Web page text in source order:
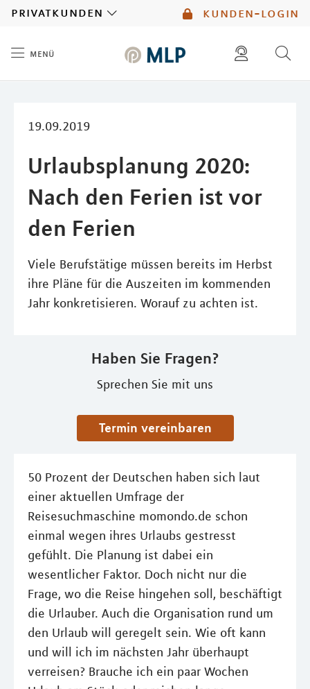
kunden-login
privatkunden
menü
19.09.2019
Urlaubsplanung 2020:
Nach den Ferien ist vor
den Ferien
Viele Berufstätige müssen bereits im Herbst
ihre Pläne für die Auszeiten im kommenden
Jahr konkretisieren. Worauf zu achten ist.
Haben Sie Fragen?
Sprechen Sie mit uns
Termin vereinbaren
50 Prozent der Deutschen haben sich laut
einer aktuellen Umfrage der
Reisesuchmaschine momondo.de schon
einmal wegen ihres Urlaubs gestresst
gefühlt. Die Planung ist dabei ein
wesentlicher Faktor. Doch nicht nur die
Frage, wo die Reise hingehen soll, beschäftigt
die Urlauber. Auch die Organisation rund um
den Urlaub will geregelt sein. Wie oft kann
und will ich im nächsten Jahr überhaupt
verreisen? Brauche ich ein paar Wochen